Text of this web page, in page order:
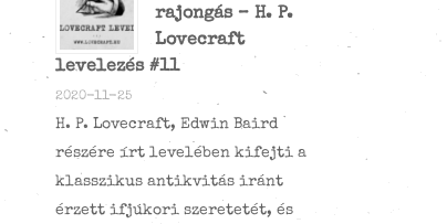
rajongás – H. P.
Lovecraft
levelezés #11
2020-11-25
H. P. Lovecraft, Edwin Baird
részére írt levelében kifejti a
klasszikus antikvitás iránt
érzett ifjúkori szeretetét, és